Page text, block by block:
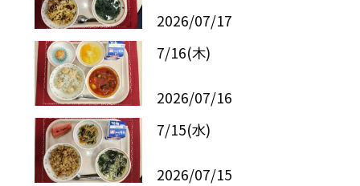
2026/07/17
7/16(木)
2026/07/16
7/15(水)
2026/07/15